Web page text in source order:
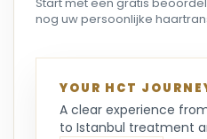
nog uw persoonlijke
YOUR HCT
A clear experience
to Istanbul treatment